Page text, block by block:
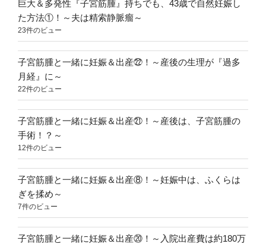
は
『下
の
毛
を
剃
ら
れ
る
こ
と』
～”
巨大＆多発性『子宮筋腫』持ちでも、43歳で自然妊娠し
た方法①！～夫は精索静脈瘤～
23件のビュー
子宮筋腫と一緒に妊娠＆出産㉒！～産後の生理が『過多
月経』に～
22件のビュー
子宮筋腫と一緒に妊娠＆出産㉑！～産後は、子宮筋腫の
手術！？～
12件のビュー
子宮筋腫と一緒に妊娠＆出産⑧！～妊娠中は、ふくらは
ぎを揉め～
7件のビュー
子宮筋腫と一緒に妊娠＆出産⑳！～入院出産費は約180万